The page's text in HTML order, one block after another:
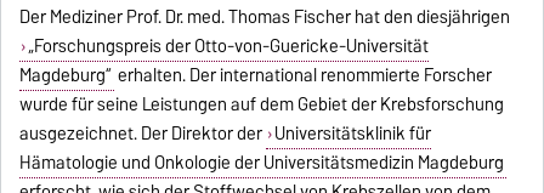
Der Mediziner Prof. Dr. med. Thomas Fischer hat den diesjährigen
„Forschungspreis der Otto-von-Guericke-Universität
Magdeburg“ erhalten. Der international renommierte Forscher
wurde für seine Leistungen auf dem Gebiet der Krebsforschung
ausgezeichnet. Der Direktor der Universitätsklinik für
Hämatologie und Onkologie der Universitätsmedizin Magdeburg